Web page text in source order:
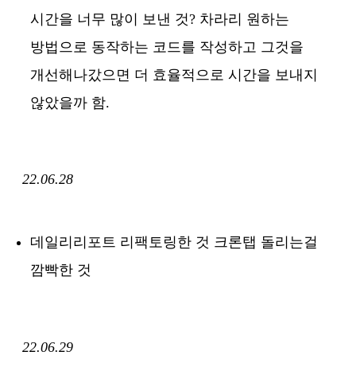
시간을 너무 많이 보낸 것? 차라리 원하는
방법으로 동작하는 코드를 작성하고 그것을
개선해나갔으면 더 효율적으로 시간을 보내지
않았을까 함.
22.06.28
데일리리포트 리팩토링한 것 크론탭 돌리는걸
깜빡한 것
22.06.29